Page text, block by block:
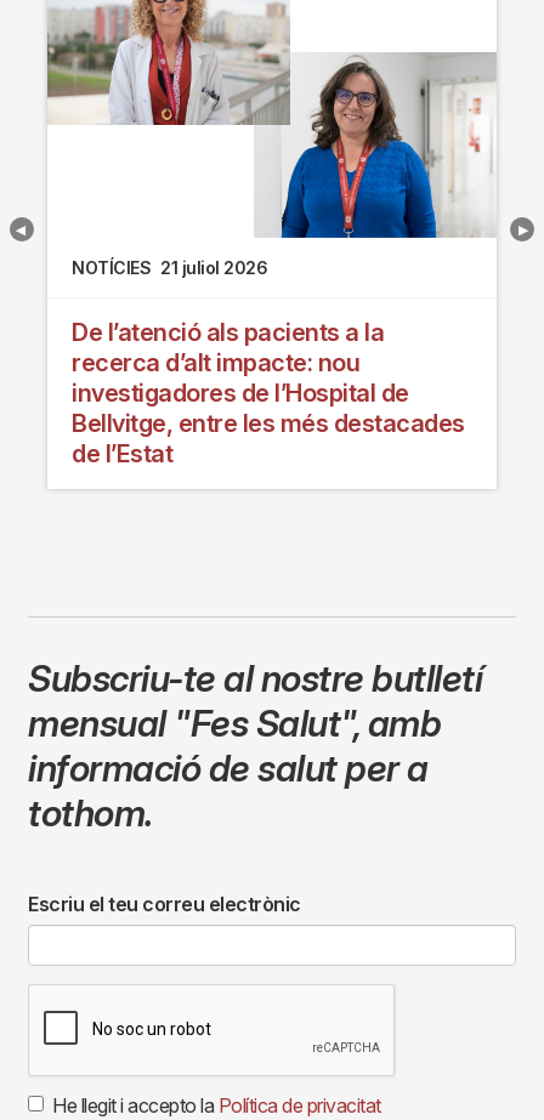
NOTÍCIES 21 juliol 2026
De l’atenció als pacients a la
recerca d’alt impacte: nou
investigadores de l’Hospital de
Bellvitge, entre les més destacades
de l’Estat
Subscriu-te al nostre butlletí
mensual "Fes Salut",amb
informació de salut per a
tothom.
Escriu el teu correu electrònic
He llegit i accepto la Política de privacitat